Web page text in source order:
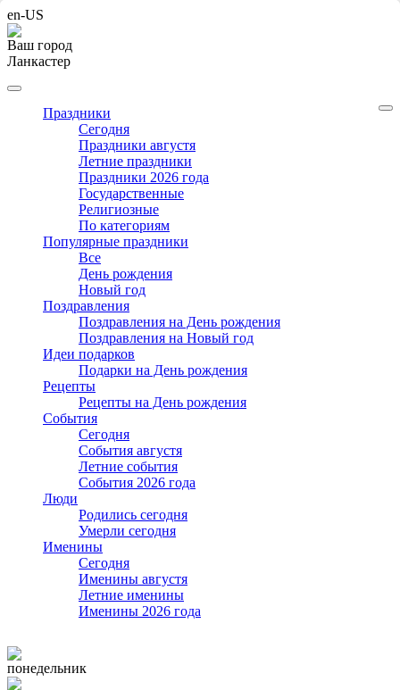
en-US
Ваш город
Ланкастер
Праздники
Cегодня
Праздники августя
Летние праздники
Праздники 2026 года
Государственные
Религиозные
По категориям
Популярные праздники
Все
День рождения
Новый год
Поздравления
Поздравления на День рождения
Поздравления на Новый год
Идеи подарков
Подарки на День рождения
Рецепты
Рецепты на День рождения
События
Cегодня
События августя
Летние события
События 2026 года
Люди
Родились сегодня
Умерли сегодня
Именины
Cегодня
Именины августя
Летние именины
Именины 2026 года
понедельник